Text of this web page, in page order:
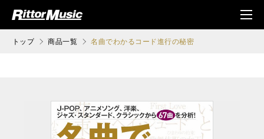
ジック (Rittor Musi
メニ
ュ
トップ 商品一覧 名曲でわかるコード進行の秘密